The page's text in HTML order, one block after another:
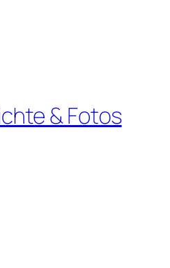
& Fotos